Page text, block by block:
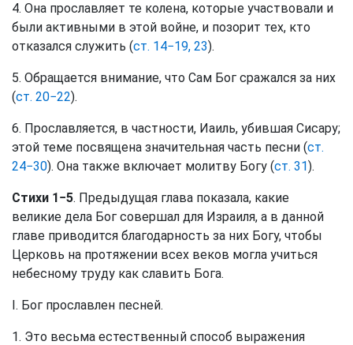
4. Она прославляет те колена, которые участвовали и
были активными в этой войне, и позорит тех, кто
отказался служить (ст. 14−19, 23).
5. Обращается внимание, что Сам Бог сражался за них
(ст. 20−22).
6. Прославляется, в частности, Иаиль, убившая Сисару;
этой теме посвящена значительная часть песни (ст.
24−30). Она также включает молитву Богу (ст. 31).
Стихи 1−5. Предыдущая глава показала, какие
великие дела Бог совершал для Израиля, а в данной
главе приводится благодарность за них Богу, чтобы
Церковь на протяжении всех веков могла учиться
небесному труду как славить Бога.
I. Бог прославлен песней.
1. Это весьма естественный способ выражения